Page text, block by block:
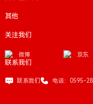
其他
关注我们
微博 京东
联系我们
联系我们 电话：0595-